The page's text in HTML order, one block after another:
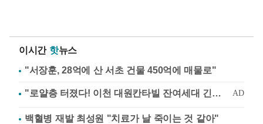
이시간 핫뉴스
"서장훈, 28억에 산 서초 건물 450억에 매물로"
백혈병 재발 최성원 "치료가 날 죽이는 것 같아"